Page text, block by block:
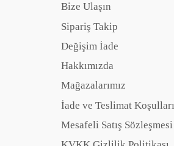
Bize Ulaşın
Sipariş Takip
Değişim İade
Hakkımızda
Mağazalarımız
İade ve Teslimat Koşulları
Mesafeli Satış Sözleşmesi